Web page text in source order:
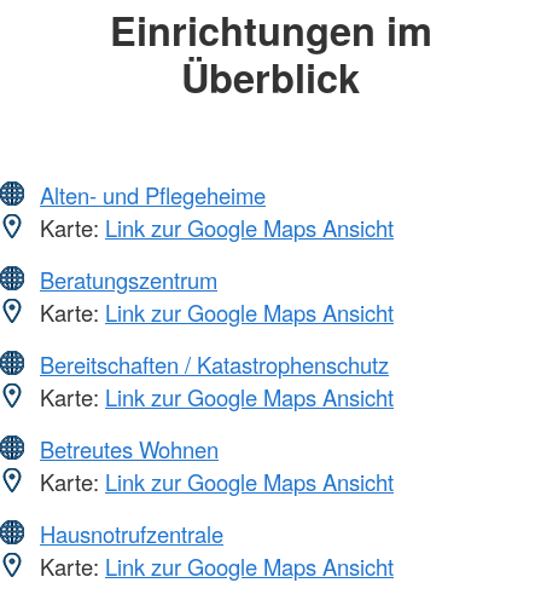
Einrichtungen im
Überblick
Alten- und Pflegeheime
Karte: Link zur Google Maps Ansicht
Beratungszentrum
Karte: Link zur Google Maps Ansicht
Bereitschaften / Katastrophenschutz
Karte: Link zur Google Maps Ansicht
Betreutes Wohnen
Karte: Link zur Google Maps Ansicht
Hausnotrufzentrale
Karte: Link zur Google Maps Ansicht